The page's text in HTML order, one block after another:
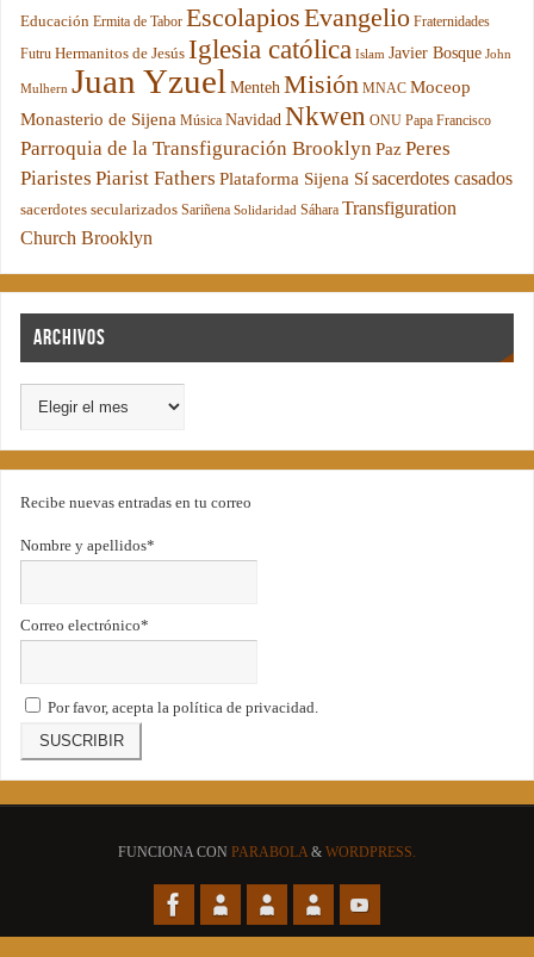
Educación Ermita de Tabor EscolapiosEvangelio Fraternidades
Futru Hermanitos de Jesús Iglesia católica Islam Javier Bosque John
Mulhern Juan Yzuel Menteh Misión MNAC Moceop
Monasterio de Sijena Música Navidad Nkwen ONU Papa Francisco
Parroquia de la Transfiguración Brooklyn Paz Peres
Piaristes Piarist Fathers Plataforma Sijena Sí sacerdotes casados
sacerdotes secularizados Sariñena Solidaridad Sáhara Transfiguration
Church Brooklyn
Archivos
Recibe nuevas entradas en tu correo
Nombre y apellidos*
Correo electrónico*
Por favor, acepta la política de privacidad.
FUNCIONA CON PARABOLA& WORDPRESS.